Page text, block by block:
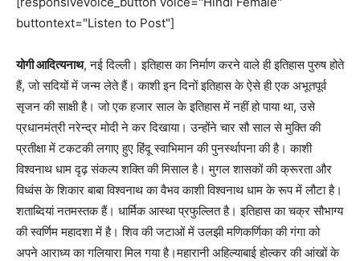
buttontext="Listen to Post"]
योगी आदित्यनाथ, नई दिल्ली। इतिहास का निर्माण करने वाले ही इतिहास पुरुष होते
हैं, जो सदियों में जन्म लेते हैं। काशी इन दिनों इतिहास के ऐसे ही एक अभूतपूर्व
सृजन की साक्षी है। जो एक हजार साल के इतिहास में नहीं हो पाया था, उसे
प्रधानमंत्री नरेन्द्र मोदी ने कर दिखाया। उन्होंने चार सौ साल से मुक्ति की
प्रतीक्षा में टकटकी लगाए हुए हिंदू स्वाभिमान की पुनर्स्‍थापना की है। काशी
विश्वनाथ धाम दृढ़ संकल्प शक्ति की मिसाल है। मुगल शासकों की क्रूरता और
विध्वंस के शिकार बाबा विश्वनाथ का वैभव काशी विश्वनाथ धाम के रूप में लौटा है।
शताब्दियां नतमस्तक हैं। धार्मिक आस्था प्रफुल्लित है। इतिहास का चक्र सौभाग्य
की स्वर्णिम महादशा में है। शिव की जटाओं में उलझी मणिकर्णिका की गंगा को
अपने आराध्य का गलियारा मिल गया है।महारानी अहिल्याबाई होल्कर की आंखों के